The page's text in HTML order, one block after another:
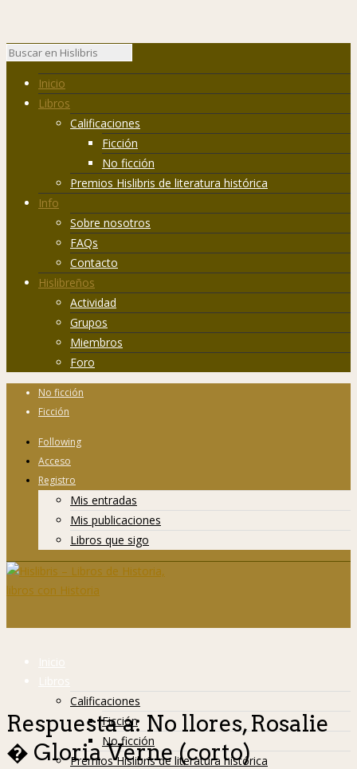
Inicio
Libros
Calificaciones
Ficción
No ficción
Premios Hislibris de literatura histórica
Info
Sobre nosotros
FAQs
Contacto
Hislibreños
Actividad
Grupos
Miembros
Foro
No ficción
Ficción
Following
Acceso
Registro
Mis entradas
Mis publicaciones
Libros que sigo
Inicio
Libros
Calificaciones
Ficción
No ficción
Premios Hislibris de literatura histórica
Respuesta a: No llores, Rosalie
� Gloria Verne (corto)